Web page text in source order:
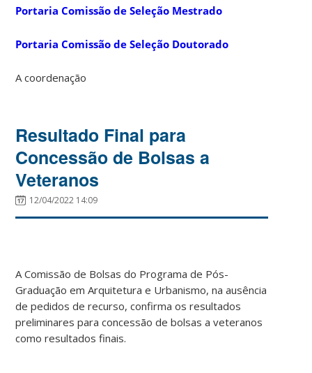
Portaria Comissão de Seleção Mestrado
Portaria Comissão de Seleção Doutorado
A coordenação
Resultado Final para
Concessão de Bolsas a
Veteranos
12/04/2022 14:09
A Comissão de Bolsas do Programa de Pós-
Graduação em Arquitetura e Urbanismo, na ausência
de pedidos de recurso, confirma os resultados
preliminares para concessão de bolsas a veteranos
como resultados finais.